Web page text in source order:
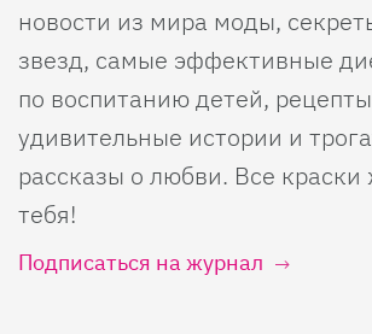
новости из мира моды,
звезд, самые эффективные
по воспитанию детей,
удивительные истории и
рассказы о любви. Все
тебя!
Подписаться на журнал